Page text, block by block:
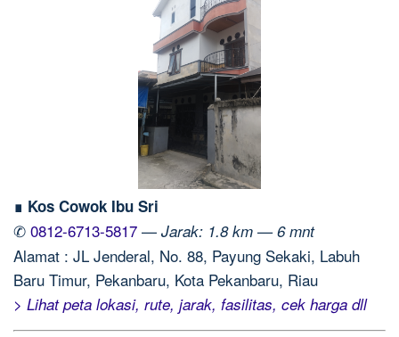
∎ Kos Cowok Ibu Sri
✆ 0812-6713-5817 — Jarak: 1.8 km — 6 mnt
Alamat : JL Jenderal, No. 88, Payung Sekaki, Labuh
Baru Timur, Pekanbaru, Kota Pekanbaru, Riau
> Lihat peta lokasi, rute, jarak, fasilitas, cek harga dll